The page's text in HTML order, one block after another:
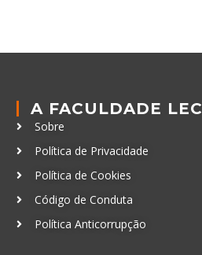
A FACULDADE LEC
Sobre
Política de Privacidade
Política de Cookies
Código de Conduta
Política Anticorrupção